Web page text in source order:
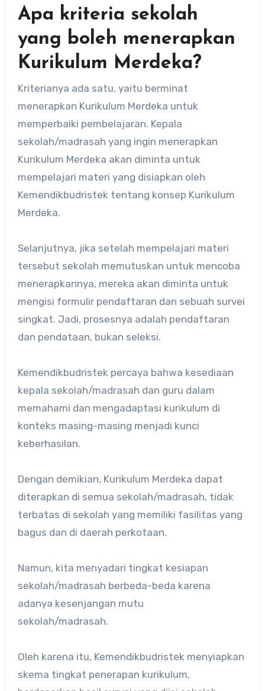
Apa kriteria sekolah
yang boleh menerapkan
Kurikulum Merdeka?
Kriterianya ada satu, yaitu berminat
menerapkan Kurikulum Merdeka untuk
memperbaiki pembelajaran. Kepala
sekolah/madrasah yang ingin menerapkan
Kurikulum Merdeka akan diminta untuk
mempelajari materi yang disiapkan oleh
Kemendikbudristek tentang konsep Kurikulum
Merdeka.
Selanjutnya, jika setelah mempelajari materi
tersebut sekolah memutuskan untuk mencoba
menerapkannya, mereka akan diminta untuk
mengisi formulir pendaftaran dan sebuah survei
singkat. Jadi, prosesnya adalah pendaftaran
dan pendataan, bukan seleksi.
Kemendikbudristek percaya bahwa kesediaan
kepala sekolah/madrasah dan guru dalam
memahami dan mengadaptasi kurikulum di
konteks masing-masing menjadi kunci
keberhasilan.
Dengan demikian, Kurikulum Merdeka dapat
diterapkan di semua sekolah/madrasah, tidak
terbatas di sekolah yang memiliki fasilitas yang
bagus dan di daerah perkotaan.
Namun, kita menyadari tingkat kesiapan
sekolah/madrasah berbeda-beda karena
adanya kesenjangan mutu
sekolah/madrasah.
Oleh karena itu, Kemendikbudristek menyiapkan
skema tingkat penerapan kurikulum,